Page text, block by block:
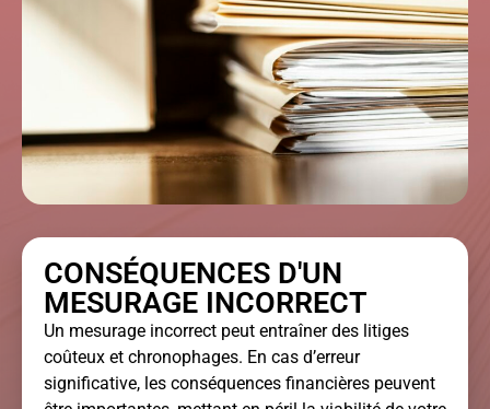
CONSÉQUENCES D'UN
MESURAGE INCORRECT
Un mesurage incorrect peut entraîner des litiges
coûteux et chronophages. En cas d’erreur
significative, les conséquences financières peuvent